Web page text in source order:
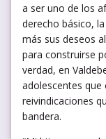
a ser uno de los
derecho básico,
más sus deseos
para construirse
verdad, en
adolescentes que
reivindicaciones
bandera.